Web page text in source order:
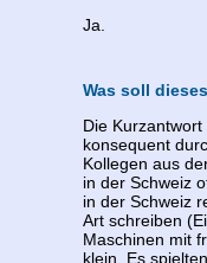
Ja.
Was soll
Die
konsequent
Kollegen aus
in der Schweiz
in der Schweiz
Art schreiben
Maschinen mit
klein. Es